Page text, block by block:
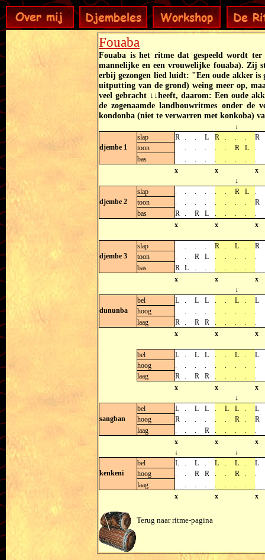
Fouaba
Fouaba is het ritme dat gespeeld wordt
mannelijke en een vrouwelijke fouaba). Zij
erbij gezongen lied luidt: "Een oude akker is
uitputting van de grond) weing meer op,
veel gebracht ↓↓heeft, daarom: Een oude
de zogenaamde landbouwritmes onder de
kondonba (niet te verwarren met konkoba)
↓
djembe 1
slap R . . L R . . .
R
toon
. . . . . . R L
.
bas
. . . . . . . .
.
x
x
x
↓
djembe 2
slap . . . . . . R L
.
toon
. . . . . . . .
R
bas
R . R L . . . .
.
x
x x
djembe 3
slap . . . . R . L .
R
toon
. . R L . . . .
.
bas
R L . . . . . .
.
x
x
x
↓
dununba
bel L . L L . . L .
L
hoog
. . . . . . . .
.
laag
R . R R . . . .
.
x
x x
bel L . L L . . L .
L
hoog
. . . . . . . .
.
laag
R . R R . . . .
.
x
x
x
↓
sangban
bel L . L L . L L .
L
hoog
R . . . . . R .
R
laag
. . . R . . . .
.
x
x
x
↓
↓
kenkeni
bel L . L . L . L .
L
hoog
. . R R . . R .
.
laag
. . . . . . . .
.
x
x x
Terug naar ritme-pagina